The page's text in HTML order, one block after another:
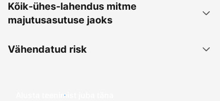
Kõik-ühes-lahendus mitme
majutusasutuse jaoks
Vähendatud risk
Alusta teenimist juba täna